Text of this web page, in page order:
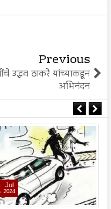
Previous
उद्धव ठाकरे यांच्याकडून
अभिनंदन
Jul
2024